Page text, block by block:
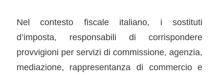
Nel contesto fiscale italiano, i sostituti
d’imposta, responsabili di corrispondere
provvigioni per servizi di commissione, agenzia,
mediazione, rappresentanza di commercio e